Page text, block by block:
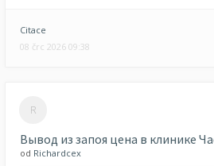
Citace
08 črc 2026 09:38
Вывод из запоя цена в клинике
od Richardcex